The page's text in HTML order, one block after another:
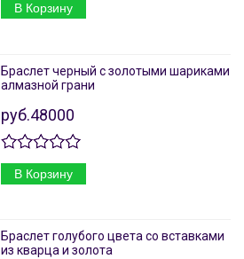
В Корзину
Браслет черный с золотыми шариками
алмазной грани
руб.48000
В Корзину
Браслет голубого цвета со вставками
из кварца и золота